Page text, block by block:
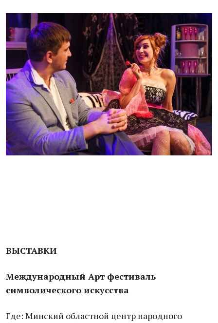
ВЫСТАВКИ
Международный Арт фестиваль
символического искусства
Где: Минский областной центр народного